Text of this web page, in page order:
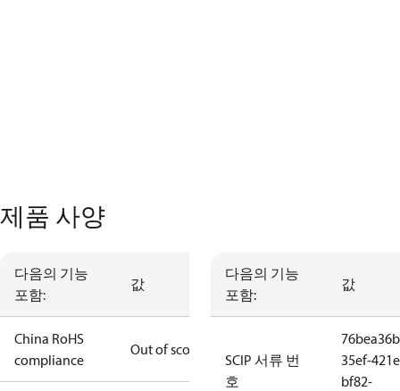
제품 사양
다음의 기능
포함:
값
China RoHS
compliance
Out of scope
다음의 기능
포함:
값
SCIP 서류 번
호
35ef-
bf82-